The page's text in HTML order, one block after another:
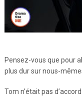
Pensez-vous que pour
plus dur sur nous-
Tom n’était pas